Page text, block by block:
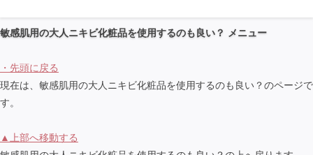
敏感肌用の大人ニキビ化粧品を使用するのも良い？ メニュー
・先頭に戻る
現在は、敏感肌用の大人ニキビ化粧品を使用するのも良い？のページで
す。
▲上部へ移動する